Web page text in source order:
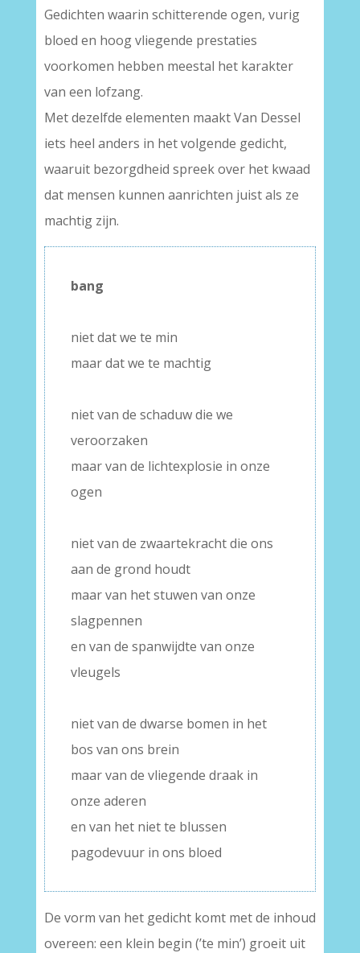
Gedichten waarin schitterende ogen, vurig
bloed en hoog vliegende prestaties
voorkomen hebben meestal het karakter
van een lofzang.
Met dezelfde elementen maakt Van Dessel
iets heel anders in het volgende gedicht,
waaruit bezorgdheid spreek over het kwaad
dat mensen kunnen aanrichten juist als ze
machtig zijn.
bang
niet dat we te min
maar dat we te machtig
niet van de schaduw die we
veroorzaken
maar van de lichtexplosie in onze
ogen
niet van de zwaartekracht die ons
aan de grond houdt
maar van het stuwen van onze
slagpennen
en van de spanwijdte van onze
vleugels
niet van de dwarse bomen in het
bos van ons brein
maar van de vliegende draak in
onze aderen
en van het niet te blussen
pagodevuur in ons bloed
De vorm van het gedicht komt met de inhoud
overeen: een klein begin (’te min’) groeit uit